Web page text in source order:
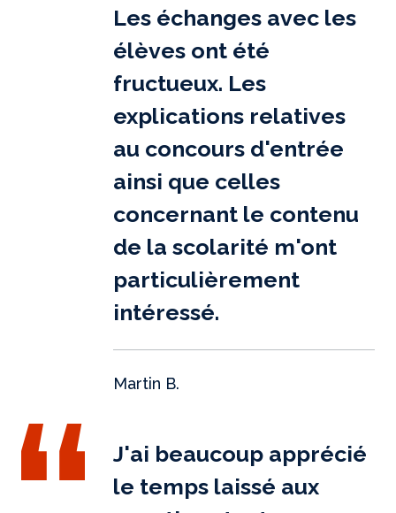
Les échanges avec les
élèves ont été
fructueux. Les
explications relatives
au concours d'entrée
ainsi que celles
concernant le contenu
de la scolarité m'ont
particulièrement
intéressé.
Martin B.
J'ai beaucoup apprécié
le temps laissé aux